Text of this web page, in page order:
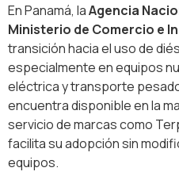
En Panamá, laAgencia
Ministerio de Comercio e
transición hacia el uso de
especialmente en equipos
eléctrica y transporte
encuentra disponible en la
servicio de marcas como
facilita su adopción sin
equipos.